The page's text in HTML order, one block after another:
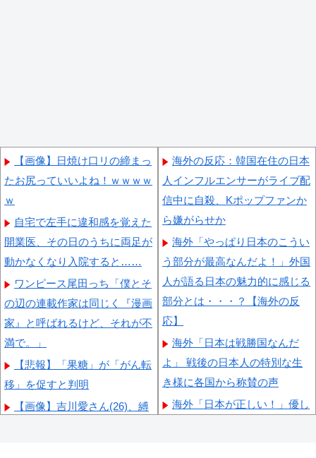
【画像】日焼け口リの締まっ
たお尻っていいよね！ｗｗｗｗ
ｗ
自宅で左手に違和感を覚えた
開業医、その日のうちに両足が
動かなくなり入院すると……
ワンピース尾田っち「僕とそ
の辺の連載作家は同じく『漫画
家』と呼ばれるけど、それが不
満で。」
【悲報】「果糖」が「がん転
移」を促すと判明
【画像】吉川愛さん(26)、縛
海外の反応：韓国在住の日本
人インフルエンサーがライブ配
信中に自殺、Kポップファンか
ら嫌がらせか
海外「やっぱり日本のこうい
う部分が最高なんだよ！」外国
人が語る日本の魅力的に感じる
部分とは・・・？【海外の反
応】
海外「日本は戦勝国なんだ
よ」 戦後の日本人の特別な生
き様に各国から称賛の声
海外「日本が正しい！」優し